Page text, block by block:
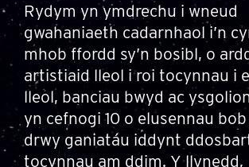
Rydym yn ymdrechu i wneud
gwahaniaeth cadarnhaol i’n
mhob ffordd sy’n bosibl, o
artistiaid lleol i roi tocynnau i
lleol, banciau bwyd ac
yn cefnogi 10 o elusennau
drwy ganiatáu iddynt
tocynnau am ddim. Y llynedd,